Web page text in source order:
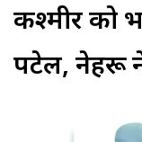
कश्मीर को
पटेल, नेहरू